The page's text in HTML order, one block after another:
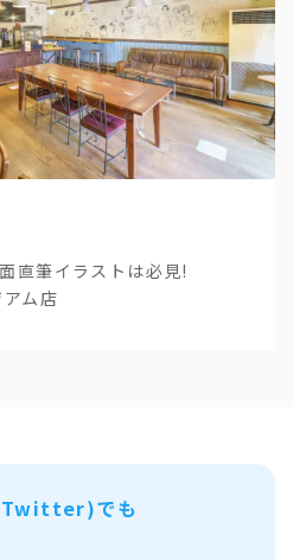
直筆イラストは必見!
ム店
Twitter)でも